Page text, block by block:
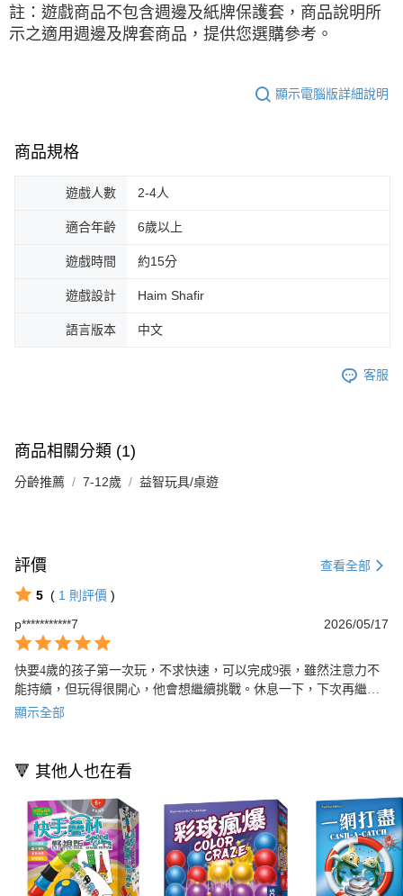
註：遊戲商品不包含週邊及紙牌保護套，商品說明所
示之適用週邊及牌套商品，提供您選購參考。
顯示電腦版詳細說明
商品規格
遊戲人數 2-4人
適合年齡 6歲以上
遊戲時間 約15分
遊戲設計 Haim Shafir
語言版本 中文
客服
商品相關分類 (1)
分齡推薦 7-12歲 益智玩具/桌遊
評價 查看全部
5 ( 1 則評價 )
p***********7
2026/05/17
快要4歲的孩子第一次玩，不求快速，可以完成9張，雖然注意力不
能持續，但玩得很開心，他會想繼續挑戰。休息一下，下次再繼續
挑戰吧！
顯示全部
🔻 其他人也在看